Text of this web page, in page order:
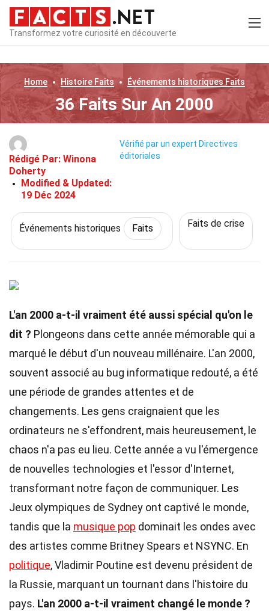
Transformez votre curiosité en découverte
Home Histoire Faits Événements historiques Faits
36 Faits Sur An 2000
Rédigé Par: Winona
Doherty
Modified & Updated:
19 Déc 2024
Vérifié par un expert Directives
éditoriales
Événements historiques Faits Faits de crise
L'an 2000 a-t-il vraiment été aussi spécial qu'on le
dit ? Plongeons dans cette année mémorable qui a
marqué le début d'un nouveau millénaire. L'an 2000,
souvent associé au bug informatique redouté, a été
une période de grandes attentes et de
changements. Les gens craignaient que les
ordinateurs ne s'effondrent, mais heureusement, le
chaos n'a pas eu lieu. Cette année a vu l'émergence
de nouvelles technologies et l'essor d'Internet,
transformant notre façon de communiquer. Les
Jeux olympiques de Sydney ont captivé le monde,
tandis que la musique pop dominait les ondes avec
des artistes comme Britney Spears et NSYNC. En
politique, Vladimir Poutine est devenu président de
la Russie, marquant un tournant dans l'histoire du
pays. L'an 2000 a-t-il vraiment changé le monde ?